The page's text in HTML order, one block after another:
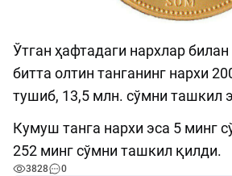
Ўтган ҳафтадаги нархлар
битта олтин танганинг нархи
тушиб, 13,5 млн. сўмни ташкил
Кумуш танга нархи эса 5 минг
252 минг сўмни ташкил қилди.
3828 0